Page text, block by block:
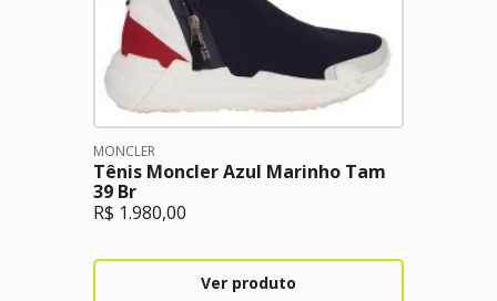
MONCLER
Tênis Moncler Azul Marinho Tam
39 Br
R$ 1.980,00
Ver produto